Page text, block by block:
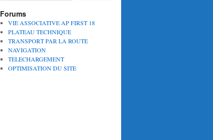
Forums
VIE ASSOCIATIVE AP FIRST 18
PLATEAU TECHNIQUE
TRANSPORT PAR LA ROUTE
NAVIGATION
TELECHARGEMENT
OPTIMISATION DU SITE